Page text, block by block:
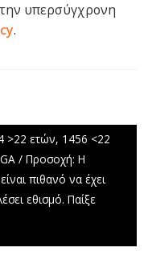
υπερσύγχρονη
.
>22 ετών, 1456 <22
/ Προσοχή: Η
πιθανό να έχει
εθισμό. Παίξε